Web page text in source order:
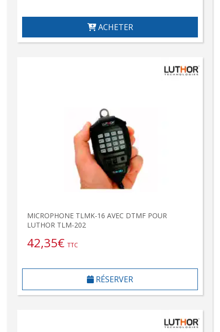
ACHETER
MICROPHONE TLMK-16 AVEC DTMF POUR
LUTHOR TLM-202
42,35€ TTC
RÉSERVER